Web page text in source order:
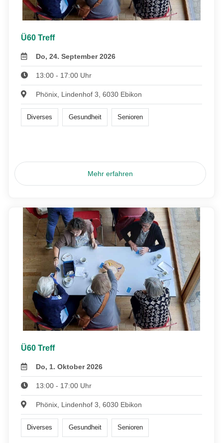
Ü60 Treff
Do, 24. September 2026
13:00 - 17:00 Uhr
Phönix, Lindenhof 3, 6030 Ebikon
Diverses Gesundheit Senioren
Mehr erfahren
Ü60 Treff
Do, 1. Oktober 2026
13:00 - 17:00 Uhr
Phönix, Lindenhof 3, 6030 Ebikon
Diverses Gesundheit Senioren